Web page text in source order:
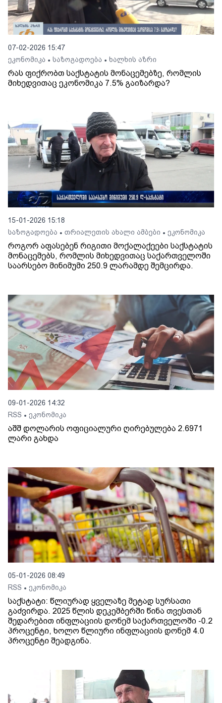
07-02-2026 15:47
ეკონომიკა • საზოგადოება • ხალხის აზრი
რას ფიქრობთ საქსტატის მონაცემებზე, რომლის
მიხედვითაც ეკონომიკა 7.5% გაიზარდა?
15-01-2026 15:18
საზოგადოება • თრიალეთის ახალი ამბები • ეკონომიკა
როგორ აფასებენ რიგითი მოქალაქეები საქსტატის
მონაცემებს, რომლის მიხედვითაც საქართველოში
საარსებო მინიმუმი 250.9 ლარამდე შემცირდა.
09-01-2026 14:32
RSS • ეკონომიკა
აშშ დოლარის ოფიციალური ღირებულება 2.6971
ლარი გახდა
05-01-2026 08:49
RSS • ეკონომიკა
საქსტატი: წლიურად ყველაზე მეტად სურსათი
გაძვირდა. 2025 წლის დეკემბერში წინა თვესთან
შედარებით ინფლაციის დონემ საქართველოში -0.2
პროცენტი, ხოლო წლიური ინფლაციის დონემ 4.0
პროცენტი შეადგინა.